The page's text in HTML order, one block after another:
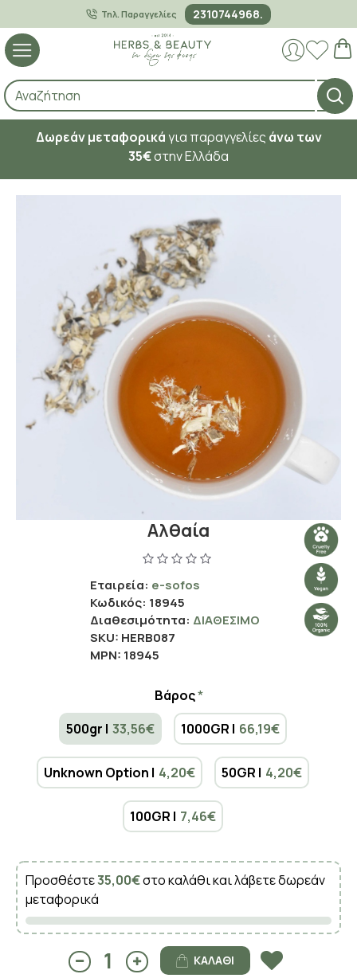
Τηλ. Παραγγελίες 2310744968.
Δωρεάν μεταφορικάγια παραγγελίες άνω των
35€στην Ελλάδα
Αλθαία
Εταιρεία: e-sofos
Κωδικός: 18945
Διαθεσιμότητα: ΔΙΑΘΈΣΙΜΟ
SKU: HERB087
MPN: 18945
Βάρος
500gr | 33,56€ 1000GR | 66,19€
Unknown Option | 4,20€ 50GR | 4,20€
100GR | 7,46€
Προσθέστε35,00€στο καλάθι και λάβετε δωρεάν
μεταφορικά
ΚΑΛΆΘΙ